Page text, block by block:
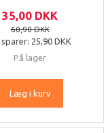
35,00 DKK
60,90 DKK
sparer: 25,90 DKK
På lager
Læg i kurv